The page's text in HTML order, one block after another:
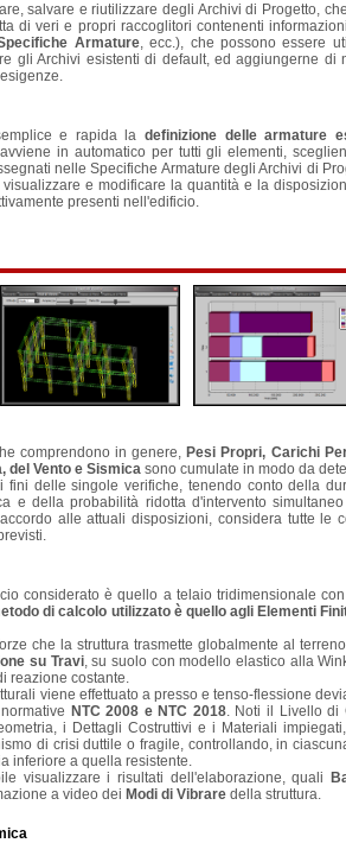
salvare e riutilizzare degli Archivi di Progetto,
di veri e propri raccoglitori contenenti
Armature, ecc.), che possono essere
gli Archivi esistenti di default, ed aggiungerne di
e rapida ladefinizione delle armature
in automatico per tutti gli elementi,
nelle Specifiche Armature degli Archivi di
e modificare la quantità e la
presenti nell'edificio.
comprendono in genere, Pesi Propri, Carichi
del Vento e Sismica sono cumulate in modo da
fini delle singole verifiche, tenendo conto della
e della probabilità ridotta d'intervento
alle attuali disposizioni, considera tutte le
considerato è quello a telaio tridimensionale
di calcolo utilizzato è quello agli Elementi
che la struttura trasmette globalmente al
su Travi, su suolo con modello elastico alla
reazione costante.
viene effettuato a presso e tenso-flessione
NTC 2008 e NTC 2018. Noti il Livello di
i Dettagli Costruttivi e i Materiali
di crisi duttile o fragile, controllando, in
inferiore a quella resistente.
visualizzare i risultati dell'elaborazione, quali
a video dei Modi di Vibrare della struttura.